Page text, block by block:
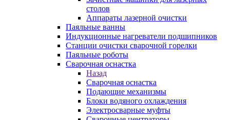
столов
Аппараты лазерной очистки
Паяльные ванны
Индукционные нагреватели подшипников
Станции очистки сварочной горелки
Паяльные роботы
Сварочная оснастка
Назад
Сварочная оснастка
Подающие механизмы
Блоки водяного охлаждения
Электросварные муфты